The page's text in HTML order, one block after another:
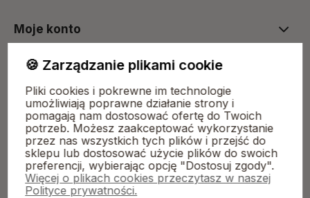
Moje konto
Płatności i dostawa
O nas
🍪 Zarządzanie plikami cookie
Pliki cookies i pokrewne im technologie
umożliwiają poprawne działanie strony i
pomagają nam dostosować ofertę do Twoich
potrzeb. Możesz zaakceptować wykorzystanie
przez nas wszystkich tych plików i przejść do
sklepu lub dostosować użycie plików do swoich
preferencji, wybierając opcję "Dostosuj zgody".
Więcej o plikach cookies przeczytasz w naszej
Polityce prywatności.